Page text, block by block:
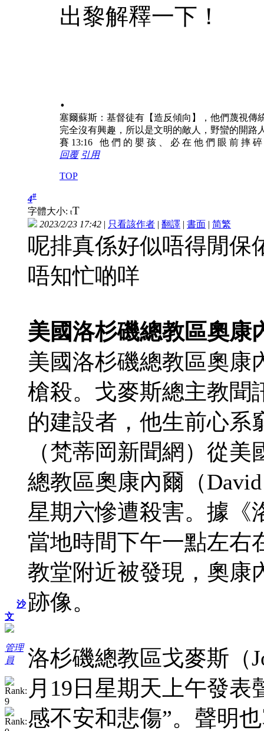
出黎解釋一下！
.
塞爾蘇斯：基督徒有【造反傾向】，他們蔑視傳
完全沒有興趣，所以是文明的敵人，野蠻的開路
賽 13:16 他 們 的 嬰 孩 、 必 在 他 們 眼 前 摔
回覆 引用
TOP
沙
文
管理
員
4#
字體大小: tT
2023/2/23 17:42 | 只看該作者 | 翻譯 | 書面 | 简繁
呢排真係好似唔得閒保
唔知忙啲咩
美國洛杉磯總教區奧康
美國洛杉磯總教區奧康
槍殺。戈麥斯總主教聞
的建設者，他生前心系
（梵蒂岡新聞網）從
總教區奧康內爾（
星期六慘遭殺害。據《
當地時間下午一點左右
教堂附近被發現，奧康
跡像。
洛杉磯總教區戈麥斯（
月19日星期天上午發
感不安和悲傷”。聲明